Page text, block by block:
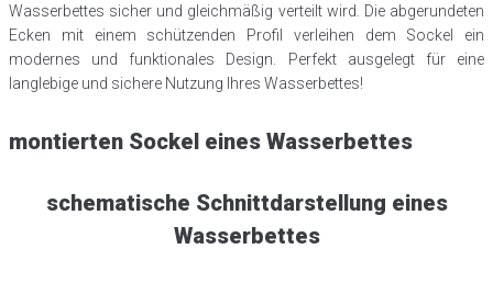
Wasserbettes sicher und gleichmäßig verteilt wird. Die abgerundeten
Ecken mit einem schützenden Profil verleihen dem Sockel ein
modernes und funktionales Design. Perfekt ausgelegt für eine
langlebige und sichere Nutzung Ihres Wasserbettes!
montierten Sockel eines Wasserbettes
schematische Schnittdarstellung eines
Wasserbettes